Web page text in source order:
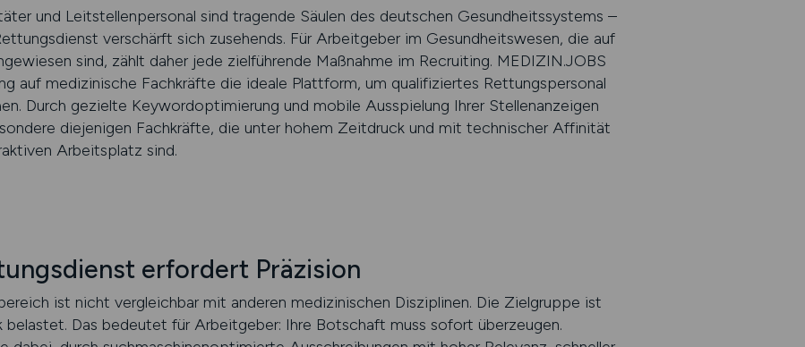
und Leitstellenpersonal sind tragende Säulen des deutschen Gesundheitssystems –
verschärft sich zusehends. Für Arbeitgeber im Gesundheitswesen, die auf
sind, zählt daher jede zielführende Maßnahme im Recruiting. MEDIZIN.JOBS
auf medizinische Fachkräfte die ideale Plattform, um qualifiziertes Rettungspersonal
Durch gezielte Keywordoptimierung und mobile Ausspielung Ihrer Stellenanzeigen
diejenigen Fachkräfte, die unter hohem Zeitdruck und mit technischer Affinität
Arbeitsplatz sind.
erfordert Präzision
ist nicht vergleichbar mit anderen medizinischen Disziplinen. Die Zielgruppe ist
belastet. Das bedeutet für Arbeitgeber: Ihre Botschaft muss sofort überzeugen.